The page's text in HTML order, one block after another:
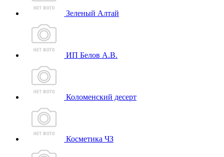
Зеленый Алтай
ИП Белов А.В.
Коломенский десерт
Косметика ЧЗ